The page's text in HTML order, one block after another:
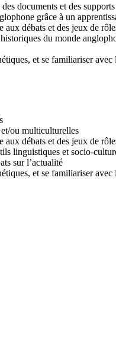
documents et des
grâce à un
aux débats et des jeux de
du monde
et se familiariser
ou multiculturelles
aux débats et des jeux de
linguistiques et socio-
sur l’actualité
et se familiariser